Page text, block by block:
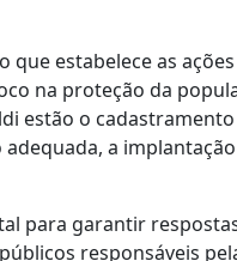
que estabelece as
na proteção da
estão o
a
para garantir
responsáveis